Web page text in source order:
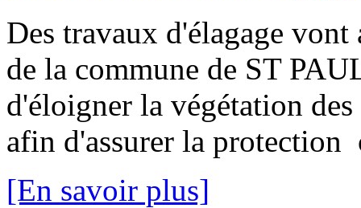
Des travaux d'élagage
de la commune de ST
d'éloigner la végétation
afin d'assurer la protection
[En savoir plus]